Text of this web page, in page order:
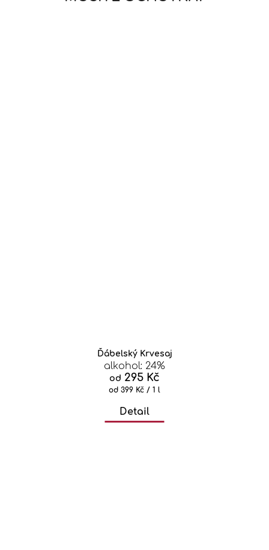
Ďábelský Krvesaj
alkohol: 24%
od 295 Kč
Měrná
od 399 Kč / 1 l
Detail